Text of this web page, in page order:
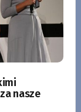
nasze